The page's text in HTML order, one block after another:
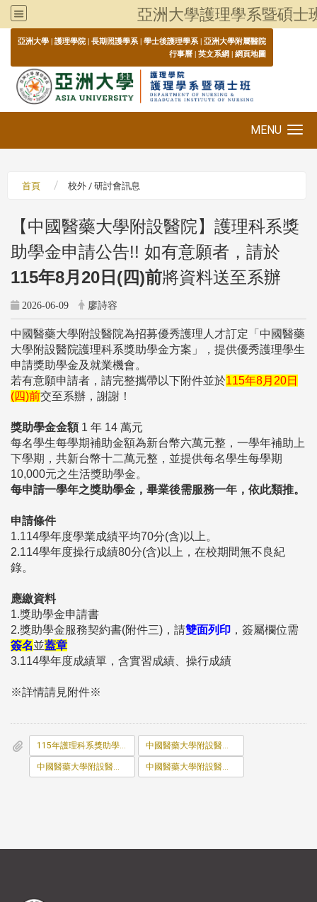
亞洲大學護理學系暨碩士
亞洲大學 | 護理學院 | 長期照護學系 | 學士後護理學系 | 亞洲大學附屬醫院
行事曆 | 英文系網 | 網頁地圖
MENU
首頁 校外 / 研討會訊息
【中國醫藥大學附設醫院】護理科系獎
助學金申請公告!! 如有意願者，請於
115年8月20日(四)前將資料送至系辦
2026-06-09 廖詩容
中國醫藥大學附設醫院為招募優秀護理人才訂定「中國醫藥
大學附設醫院護理科系獎助學金方案」，提供優秀護理學生
申請獎助學金及就業機會。
若有意願申請者，請完整攜帶以下附件並於115年8月20日
(四)前交至系辦，謝謝！
獎助學金金額 1 年 14 萬元
每名學生每學期補助金額為新台幣六萬元整，一學年補助上
下學期，共新台幣十二萬元整，並提供每名學生每學期
10,000元之生活獎助學金。
每申請一學年之獎助學金，畢業後需服務一年，依此類推。
申請條件
1.114學年度學業成績平均70分(含)以上。
2.114學年度操行成績80分(含)以上，在校期間無不良紀
錄。
應繳資料
1.獎助學金申請書
2.獎助學金服務契約書(附件三)，請雙面列印 ，簽屬欄位需
簽名並蓋章
3.114學年度成績單，含實習成績、操行成績
※詳情請見附件※
115年護理科系獎助學金方案_公告版_.pdf 中國醫藥大學附設醫院護理_科_系獎助學金申請書.pdf
中國醫藥大學附設醫院護理_科_系獎助學金服務契約書.pdf 中國醫藥大學附設醫院終止領取護理_科_系獎助學金聲明書.pdf